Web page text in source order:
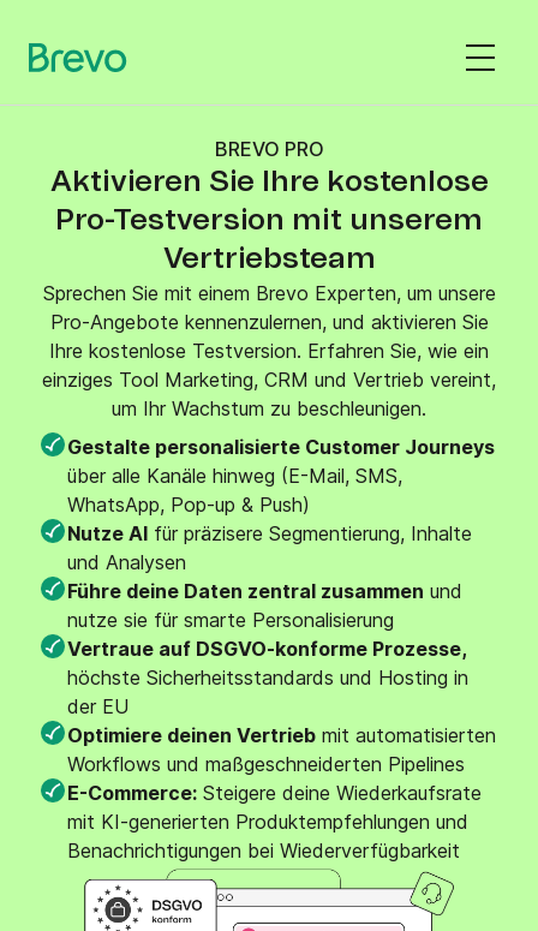
BREVO PRO
Aktivieren Sie Ihre kostenlose
Pro-Testversion mit unserem
Vertriebsteam
Sprechen Sie mit einem Brevo Experten, um unsere
Pro-Angebote kennenzulernen, und aktivieren Sie
Ihre kostenlose Testversion. Erfahren Sie, wie ein
einziges Tool Marketing, CRM und Vertrieb vereint,
um Ihr Wachstum zu beschleunigen.
Gestalte personalisierte Customer Journeys
über alle Kanäle hinweg (E-Mail, SMS,
WhatsApp, Pop-up & Push)
Nutze AI für präzisere Segmentierung, Inhalte
und Analysen
Führe deine Daten zentral zusammen und
nutze sie für smarte Personalisierung
Vertraue auf DSGVO-konforme Prozesse,
höchste Sicherheitsstandards und Hosting in
der EU
Optimiere deinen Vertrieb mit automatisierten
Workflows und maßgeschneiderten Pipelines
E-Commerce: Steigere deine Wiederkaufsrate
mit KI-generierten Produktempfehlungen und
Benachrichtigungen bei Wiederverfügbarkeit